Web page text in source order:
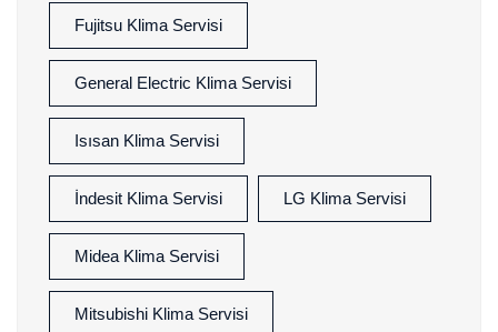
Fujitsu Klima Servisi
General Electric Klima Servisi
Isısan Klima Servisi
İndesit Klima Servisi LG Klima Servisi
Midea Klima Servisi
Mitsubishi Klima Servisi